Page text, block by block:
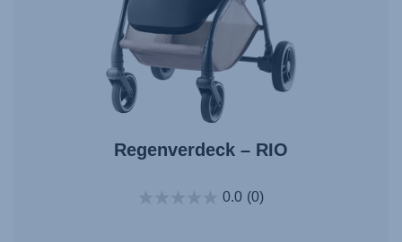
Regenverdeck – RIO
0.0 (0)